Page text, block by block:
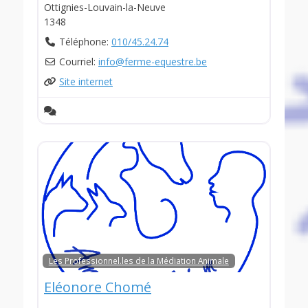
Ottignies-Louvain-la-Neuve
1348
Téléphone: 010/45.24.74
Courriel: info@ferme-equestre.be
Site internet
Les Professionnel.les de la Médiation Animale
Eléonore Chomé